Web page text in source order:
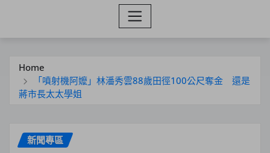
Home
「噴射機阿嬤」林潘秀雲88歲田徑100公尺奪金 還是
蔣市長太太學姐
新聞專區